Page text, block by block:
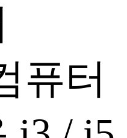
퓨터